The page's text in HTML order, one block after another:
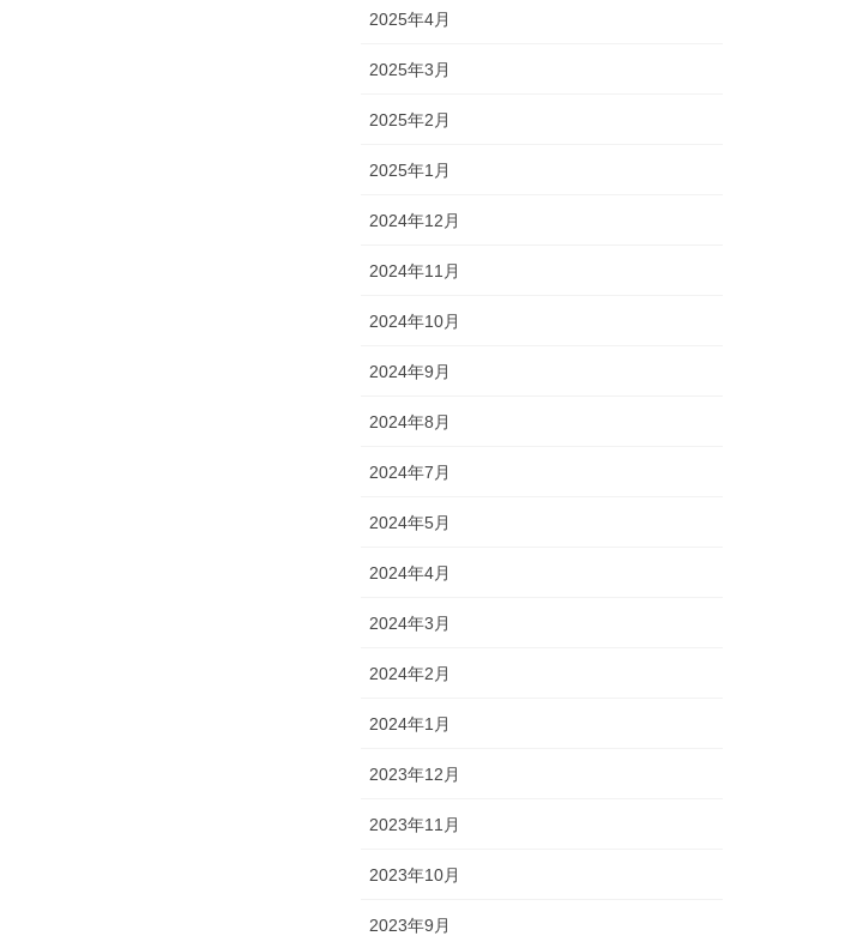
2025年4月
2025年3月
2025年2月
2025年1月
2024年12月
2024年11月
2024年10月
2024年9月
2024年8月
2024年7月
2024年5月
2024年4月
2024年3月
2024年2月
2024年1月
2023年12月
2023年11月
2023年10月
2023年9月